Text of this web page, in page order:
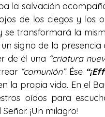
la salvación
de los ciegos y los
transformará la
signo de la
de él una “criatura
“comunión”. Ése
la propia vida. En el
oídos para
¡Un milagro!